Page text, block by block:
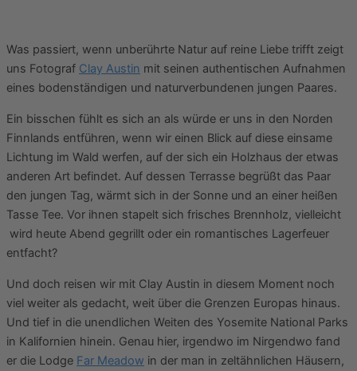
Was passiert, wenn unberührte Natur auf reine Liebe trifft zeigt
uns Fotograf Clay Austin mit seinen authentischen Aufnahmen
eines bodenständigen und naturverbundenen jungen Paares.
Ein bisschen fühlt es sich an als würde er uns in den Norden
Finnlands entführen, wenn wir einen Blick auf diese einsame
Lichtung im Wald werfen, auf der sich ein Holzhaus der etwas
anderen Art befindet. Auf dessen Terrasse begrüßt das Paar
den jungen Tag, wärmt sich in der Sonne und an einer heißen
Tasse Tee. Vor ihnen stapelt sich frisches Brennholz, vielleicht
wird heute Abend gegrillt oder ein romantisches Lagerfeuer
entfacht?
Und doch reisen wir mit Clay Austin in diesem Moment noch
viel weiter als gedacht, weit über die Grenzen Europas hinaus.
Und tief in die unendlichen Weiten des Yosemite National Parks
in Kalifornien hinein. Genau hier, irgendwo im Nirgendwo fand
er die Lodge Far Meadow in der man in zeltähnlichen Häusern,